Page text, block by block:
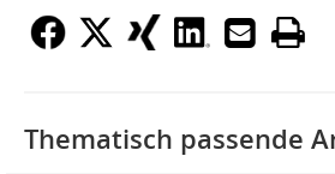
Thematisch passende